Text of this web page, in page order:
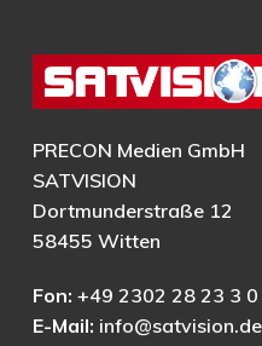
PRECON Medien GmbH
SATVISION
Dortmunderstraße 12
58455 Witten
Fon: +49 2302 28 23 3 0
E-Mail: info@satvision.de